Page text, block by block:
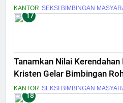
Masa Muda
KANTOR SEKSI BIMBINGAN
17
Tanamkan Nilai
Kristen Gelar Bimbingan
Utara
KANTOR SEKSI BIMBINGAN
18